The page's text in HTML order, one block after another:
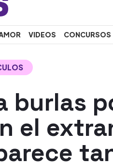
VIDEOS CONCURSOS
burlas
el